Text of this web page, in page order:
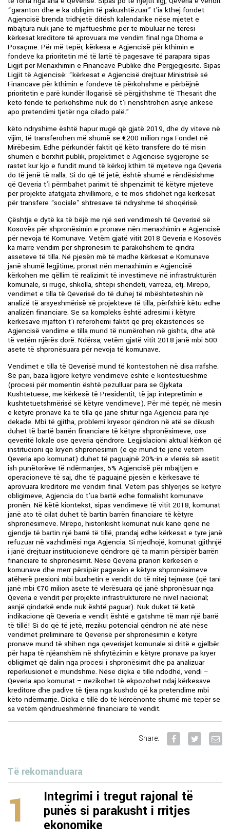
“garanton dhe e ka obligim të pakushtëzuar” t’ia kthej fondet
Agjencisë brenda tridhjetë ditësh kalendarike nëse mjetet e
mbajtura nuk janë të mjaftueshme për të mbuluar në tërësi
kërkesat kreditore të aprovuara me vendim final nga Dhoma e
Posaçme. Për më tepër, kërkesa e Agjencisë për kthimin e
fondeve ka prioritetin më të lartë të pagesave të parapara sipas
Ligjit për Menaxhimin e Financave Publike dhe Përgjegjësitë. Sipas
Ligjit të Agjencisë: “kërkesat e Agjencisë drejtuar Ministrisë së
Financave për kthimin e fondeve të përkohshme e përbëjnë
prioritetin e parë kundër llogarisë së përgjithshme të Thesarit dhe
këto fonde të përkohshme nuk do t’i nënshtrohen asnjë ankese
apo pretendimi tjetër nga cilado palë.”
këto ndryshime është hapur rrugë që gjatë 2019, dhe dy viteve në
vijim, të transferohen më shumë se €200 milion nga Fondet në
Mirëbesim. Edhe përkundër faktit që këto transfere do të rrisin
shumën e borxhit publik, projektimet e Agjencisë sygjerojnë se
rastet kur kjo e fundit mund të kërkoj kthim të mjeteve nga Qeveria
do të jenë të rralla. Si do që të jetë, është shumë e rëndësishme
që Qeveria t’i përmbahet parimit të shpenzimit të këtyre mjeteve
për projekte afatgjata zhvillimore, e të mos sfidohet nga kërkesat
për transfere “sociale” shtresave të ndryshme të shoqërisë.
Çështja e dytë ka të bëjë me një seri vendimesh të Qeverisë së
Kosovës për shpronësimin e pronave nën menaxhimin e Agjencisë
për nevoja të Komunave. Vetëm gjatë vitit 2018 Qeveria e Kosovës
ka marrë vendim për shpronësim të parakohshëm të qindra
asseteve të tilla. Në pjesën më të madhe kërkesat e Komunave
janë shumë legjitime; pronat nën menaxhimin e Agjencisë
kërkohen me qëllim të realizimit të investimeve në infrastrukturën
komunale, si rrugë, shkolla, shtëpi shëndeti, varreza, etj. Mirëpo,
vendimet e tilla të Qeverisë do të duhej të mbështeteshin në
analizë të arsyeshmërisë së projekteve të tilla, përfshirë këtu edhe
analizën financiare. Se sa kompleks është adresimi i këtyre
kërkesave mjafton t’i referohemi faktit që prej ekzistencës së
Agjencisë vendime e tilla mund të numërohen në gishta, dhe atë
të vetëm njërës dorë. Ndërsa, vetëm gjatë vitit 2018 janë mbi 500
asete të shpronësuara për nevoja të komunave.
Vendimet e tilla të Qeverisë mund të kontestohen në disa rrafshe.
Së pari, baza ligjore këtyre vendimeve është e kontestueshme
(procesi për momentin është pezulluar para se Gjykata
Kushtetuese, me kërkesë të Presidentit, të jap intepretimin e
kushtetuetshmërisë së këtyre vendimeve). Për më tepër, në mesin
e këtyre pronave ka të tilla që janë shitur nga Agjencia para një
dekade. Mbi të gjitha, problemi kryesor qëndron në atë se dikush
duhet të bartë barrën financiare të këtyre shpronësimeve, ose
qeveritë lokale ose qeveria qëndrore. Legjislacioni aktual kërkon që
institucioni që kryen shpronësimin (e që mund të jenë vetëm
Qeveria apo komunat) duhet të paguajnë 20%-in e vlerës së asetit
ish punëtorëve të ndërmarrjes, 5% Agjencisë për mbajtjen e
operacioneve të saj, dhe të paguajnë pjesën e kërkesave të
aprovuara kreditore me vendim final. Vetëm pas shlyerjes së këtyre
obligimeve, Agjencia do t’ua bartë edhe formalisht komunave
pronën. Në këtë kiontekst, sipas vendimeve të vitit 2018, komunat
janë ato të cilat duhet të bartin barrën financiare të këtyre
shpronësimeve. Mirëpo, historikisht komunat nuk kanë qenë në
gjendje të bartin një barrë të tillë, prandaj edhe kërkesat e tyre janë
refuzuar në vazhdimësi nga Agjencia. Si rrjedhojë, komunat gjithnjë
i janë drejtuar institucioneve qëndrore që ta marrin përsipër barrën
financiare të shpronësimit. Nëse Qeveria pranon kërkesën e
komunave dhe merr përsipër pagesën e këtyre shpronësimeve
atëherë presioni mbi buxhetin e vendit do të rritej tejmase (që tani
janë mbi €70 milion asete të vlerësuara që janë shpronësuar nga
Qeveria e vendit për projekte infrastrukturore në nivel nacional;
asnjë qindarkë ende nuk është paguar). Nuk duket të ketë
indikacione që Qeveria e vendit është e gatshme të marr një barrë
të tillë! Si do që të jetë, rreziku potencial qëndron në atë nëse
vendimet preliminare të Qeverisë për shpronësimin e këtyre
pronave mund të shihen nga qeverisjet komunale si dritë e gjelbër
për hapa të njëanshëm në shfrytëzimin e këtyre pronave pa kryer
obligimet që dalin nga procesi i shpronësimit dhe pa analizuar
reperkusionet e mundshme. Nëse diçka e tillë ndodhë, vendi –
Qeveria apo komunat – rrezikohet të ekpozohet ndaj kërkesave
kreditore dhe padive të tjera nga kushdo që ka pretendime mbi
këto ndërmarrje. Dicka e tillë do të kërcënonte shumë më tepër se
sa vetëm qëndrueshmërinë financiare të vendit.
Share:
Të rekomanduara
1
Integrimi i tregut rajonal të
punës si parakusht i rritjes
ekonomike